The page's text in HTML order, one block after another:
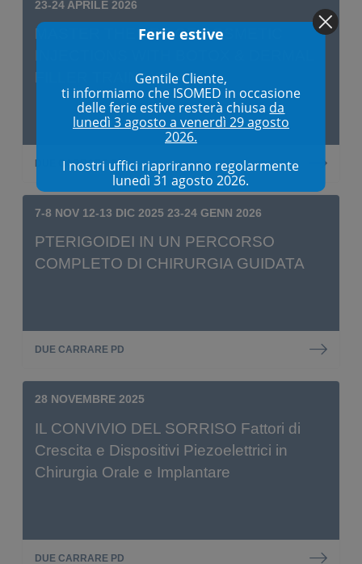
23-24 APRILE 2026
MASTER THE ART OF COSMETIC
FILLER TRAINING
DUE CARRARE PD
7-8 NOV 12-13 DIC 2025 23-24 GENN 2026
PTERIGOIDEI IN UN PERCORSO
COMPLETO DI CHIRURGIA GUIDATA
DUE CARRARE PD
28 NOVEMBRE 2025
IL CONVIVIO DEL SORRISO Fattori di
Crescita e Dispositivi Piezoelettrici in
Chirurgia Orale e Implantare
DUE CARRARE PD
Ferie estive
Gentile Cliente,
ti informiamo che ISOMED in occasione
delle ferie estive resterà chiusa da
lunedì 3 agosto a venerdì 29 agosto
2026.
I nostri uffici riapriranno regolarmente
lunedì 31 agosto 2026.